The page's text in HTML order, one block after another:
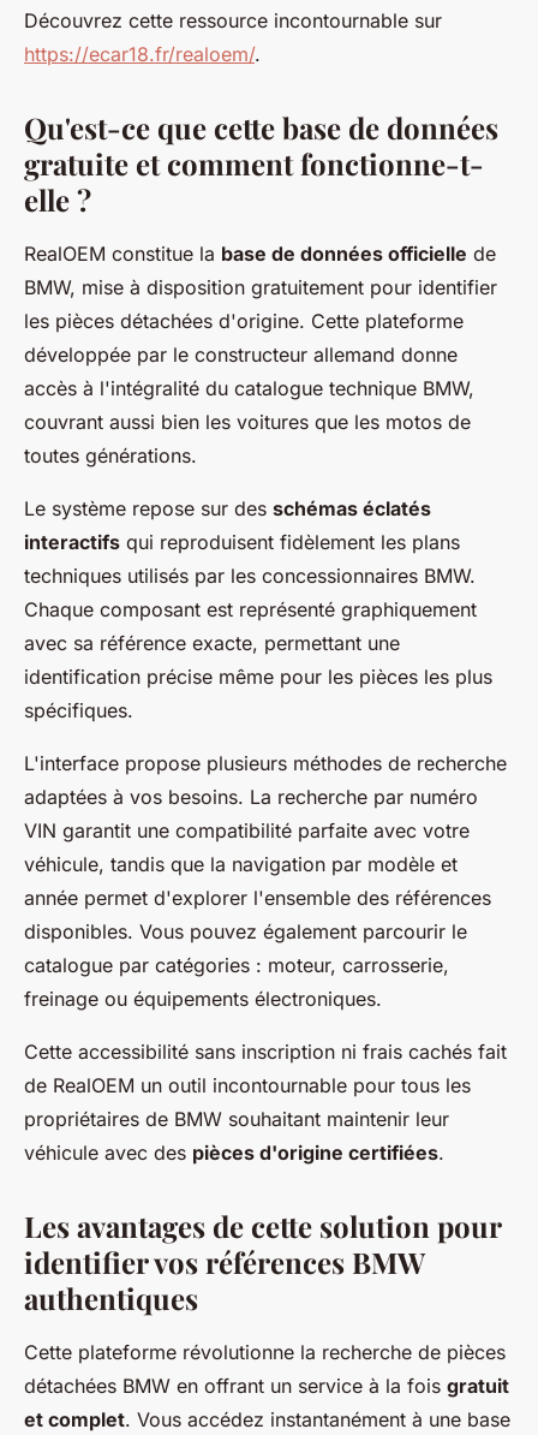
Découvrez cette ressource incontournable sur
https://ecar18.fr/realoem/.
Qu'est-ce que cette base de données
gratuite et comment fonctionne-t-
elle ?
RealOEM constitue la base de données officielle de
BMW, mise à disposition gratuitement pour identifier
les pièces détachées d'origine. Cette plateforme
développée par le constructeur allemand donne
accès à l'intégralité du catalogue technique BMW,
couvrant aussi bien les voitures que les motos de
toutes générations.
Le système repose sur des schémas éclatés
interactifs qui reproduisent fidèlement les plans
techniques utilisés par les concessionnaires BMW.
Chaque composant est représenté graphiquement
avec sa référence exacte, permettant une
identification précise même pour les pièces les plus
spécifiques.
L'interface propose plusieurs méthodes de recherche
adaptées à vos besoins. La recherche par numéro
VIN garantit une compatibilité parfaite avec votre
véhicule, tandis que la navigation par modèle et
année permet d'explorer l'ensemble des références
disponibles. Vous pouvez également parcourir le
catalogue par catégories : moteur, carrosserie,
freinage ou équipements électroniques.
Cette accessibilité sans inscription ni frais cachés fait
de RealOEM un outil incontournable pour tous les
propriétaires de BMW souhaitant maintenir leur
véhicule avec des pièces d'origine certifiées.
Les avantages de cette solution pour
identifier vos références BMW
authentiques
Cette plateforme révolutionne la recherche de pièces
détachées BMW en offrant un service à la fois gratuit
et complet. Vous accédez instantanément à une base